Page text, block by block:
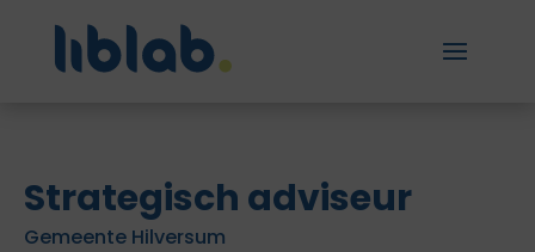
Strategisch adviseur
Gemeente Hilversum